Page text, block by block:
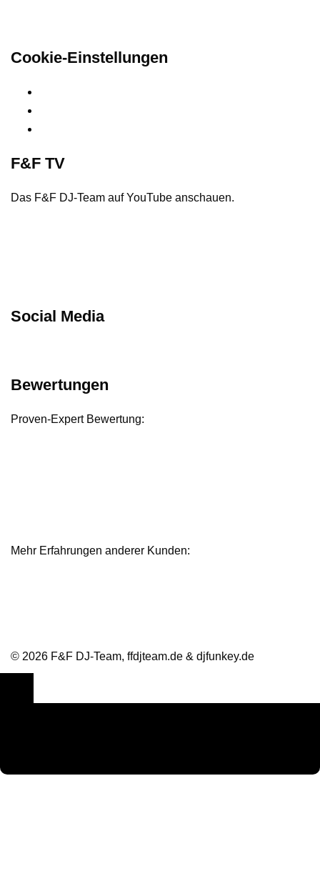
Cookie-Einstellungen
F&F TV
Das F&F DJ-Team auf YouTube anschauen.
Social Media
Bewertungen
Proven-Expert Bewertung:
Mehr Erfahrungen anderer Kunden:
© 2026 F&F DJ-Team, ffdjteam.de & djfunkey.de